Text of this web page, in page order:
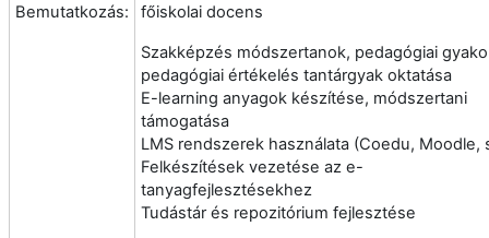
Bemutatkozás:
főiskolai docens
Szakképzés módszertanok, pedagógiai
pedagógiai értékelés tantárgyak oktatása
E-learning anyagok készítése, módszertani
támogatása
LMS rendszerek használata (Coedu, Moodle,
Felkészítések vezetése az e-
tanyagfejlesztésekhez
Tudástár és repozitórium fejlesztése